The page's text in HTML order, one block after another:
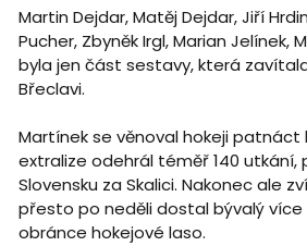
Martin Dejdar, Matěj Dejdar, Jiří
Pucher, Zbyněk Irgl, Marian Jelínek,
byla jen část sestavy, která
Břeclavi.
Martínek se věnoval hokeji patnáct
extralize odehrál téměř 140 utkání,
Slovensku za Skalici. Nakonec ale
přesto po neděli dostal bývalý
obránce hokejové laso.